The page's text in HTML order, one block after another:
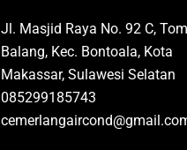
Jl. Masjid Raya No. 92 C,
Balang, Kec. Bontoala, Kota
Makassar, Sulawesi Selatan
085299185743